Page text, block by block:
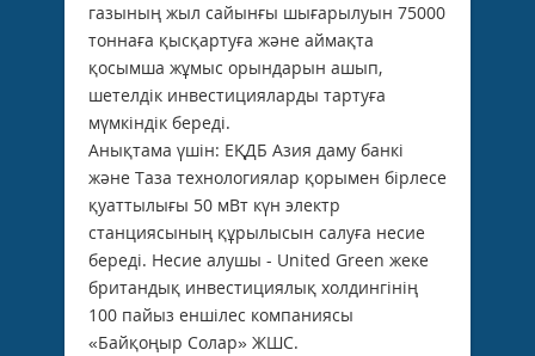
газының жыл сайынғы шығарылуын 75000
тоннаға қысқартуға және аймақта
қосымша жұмыс орындарын ашып,
шетелдік инвестицияларды тартуға
мүмкіндік береді.
Анықтама үшін: ЕҚДБ Азия даму банкі
және Таза технологиялар қорымен бірлесе
қуаттылығы 50 мВт күн электр
станциясының құрылысын салуға несие
береді. Несие алушы - United Green жеке
британдық инвестициялық холдингінің
100 пайыз еншілес компаниясы
«Байқоңыр Солар» ЖШС.